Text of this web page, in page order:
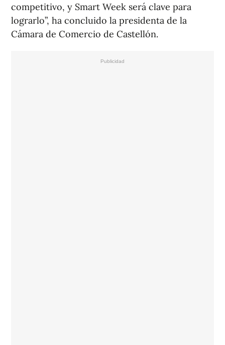
competitivo, y Smart Week será clave para
lograrlo”, ha concluido la presidenta de la
Cámara de Comercio de Castellón.